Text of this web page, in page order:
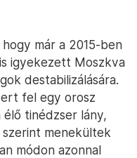
már a 2015-ben
igyekezett Moszkva
destabilizálására.
fel egy orosz
élő tinédzser lány,
szerint menekültek
módon azonnal